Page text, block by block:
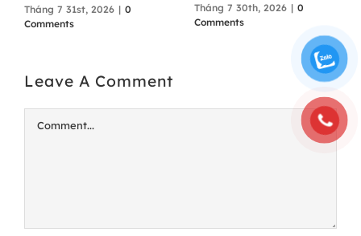
Tháng 7 31st, 2026 | 0
Comments
Tháng 7 30th, 2026 | 0
Comments
Leave A Comment
Comment